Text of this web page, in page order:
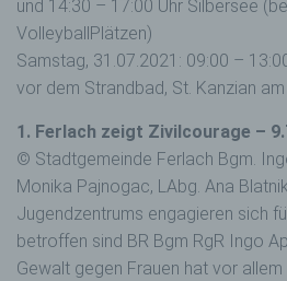
und 14:30 – 17:00 Uhr Silbersee
VolleyballPlätzen)
Samstag, 31.07.2021: 09:00 –
vor dem Strandbad, St. Kanzian
1. Ferlach zeigt Zivilcourage –
© Stadtgemeinde Ferlach Bgm.
Monika Pajnogac, LAbg. Ana
Jugendzentrums engagieren sich
betroffen sind BR Bgm RgR Ingo
Gewalt gegen Frauen hat vor